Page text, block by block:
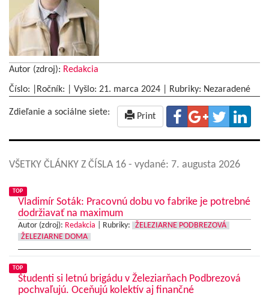
Autor (zdroj): Redakcia
Číslo: |Ročník: | Vyšlo: 21. marca 2024 Rubriky: Nezaradené
Zdieľanie a sociálne siete: Print
VŠETKY ČLÁNKY Z ČÍSLA 16 - vydané: 7. augusta 2026
TOP
Vladimír Soták: Pracovnú dobu vo fabrike je potrebné
dodržiavať na maximum
Autor (zdroj): Redakcia Rubriky:
ŽELEZIARNE PODBREZOVÁ
ŽELEZIARNE DOMA
TOP
Študenti si letnú brigádu v Železiarňach Podbrezová
pochvaľujú. Oceňujú kolektív aj finančné